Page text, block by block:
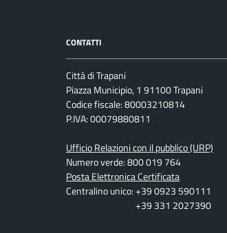
CONTATTI
Città di Trapani
Piazza Municipio, 1 91100 Trapani
Codice fiscale: 80003210814
P.IVA: 00079880811
Ufficio Relazioni con il pubblico (URP)
Numero verde: 800 019 764
Posta Elettronica Certificata
Centralino unico: +39 0923 590111
+39 331 2027390